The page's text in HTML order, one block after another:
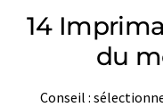
14
du
Conseil :